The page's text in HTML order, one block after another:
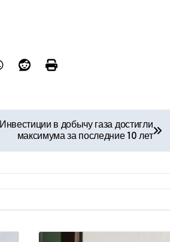
Инвестиции в добычу газа достигли
максимума за последние 10 лет